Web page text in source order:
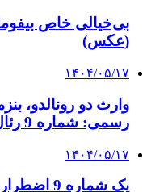
بی‌خیالی خاص
(عکس)
۱۴۰۴/۰۵/۱۷
وارث دو رونالدو،
رسمی: شماره 9 رئال تقدیم به اندریک
۱۴۰۴/۰۵/۱۷
یک شماره 9 اضطراری برای بارسلونای فلیک